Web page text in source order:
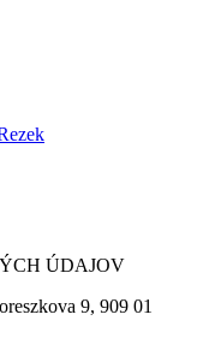
ÚDAJOV
9, 909 01